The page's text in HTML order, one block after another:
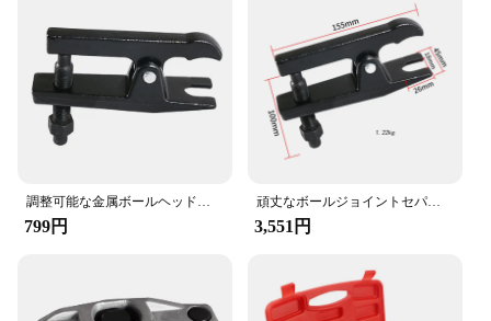
799円
頑丈なボールジョイントセパレーター,プロの車のネクタイロッド,ダウンフレクターツール,軽量トラック,車両修理ツール
3,551円